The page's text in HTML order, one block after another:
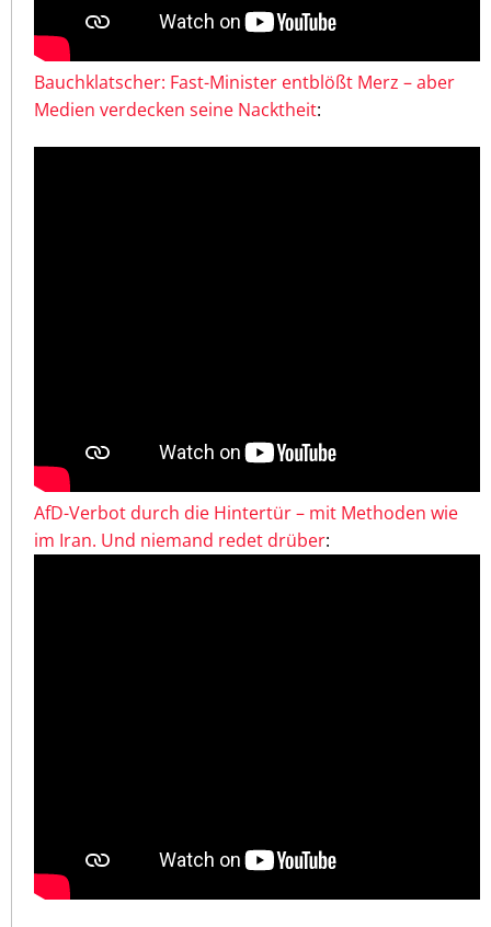
Bauchklatscher: Fast-Minister entblößt Merz – aber
Medien verdecken seine Nacktheit:
AfD-Verbot durch die Hintertür – mit Methoden wie
im Iran. Und niemand redet drüber: